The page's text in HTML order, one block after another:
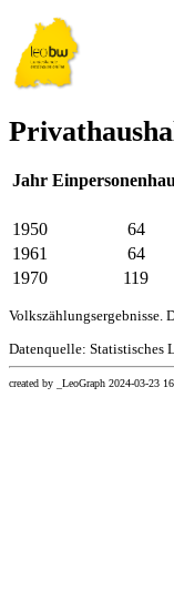
Jahr
1950
64
1961
64
1970
119
Volkszählungsergebnisse.
Datenquelle: Statistisches
created by _LeoGraph 2024-03-23